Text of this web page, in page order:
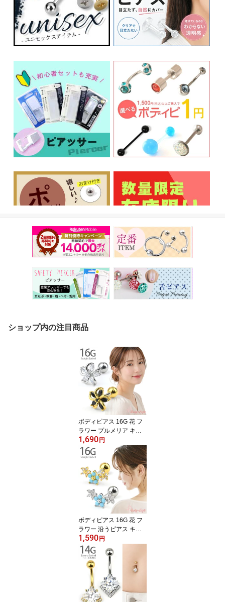
ショップ内の注目商品
ボディピアス 16G 花 フ
ラワー プルメリア キュ
ービックジルコニア スト
レートバーベル 軟骨ピア
ス サージカルステンレス
金属アレルギー対応 つけ
っぱなし 片耳用 ゴール
ド シルバー
1,690円
ボディピアス 16G 花 フ
ラワー 沿うピアス キュ
ービックジルコニア スト
レートバーベル 軟骨ピア
ス サージカルステンレス
金属アレルギー対応 つけ
っぱなし 片耳用 ゴール
ド シルバー
1,590円